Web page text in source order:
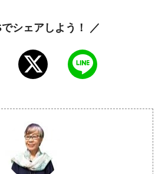
シェアしよう！ ／